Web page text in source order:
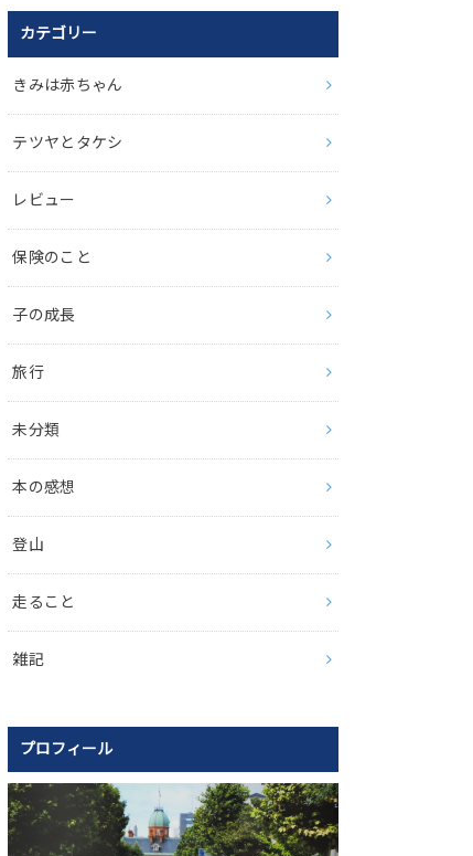
カテゴリー
きみは赤ちゃん
テツヤとタケシ
レビュー
保険のこと
子の成長
旅行
未分類
本の感想
登山
走ること
雑記
プロフィール